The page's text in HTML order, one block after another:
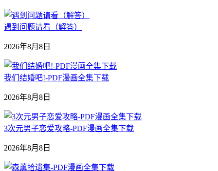
遇到问题请看（解答）
2026年8月8日
我们结婚吧!-PDF漫画全集下载
2026年8月8日
3次元男子恋爱攻略-PDF漫画全集下载
2026年8月8日